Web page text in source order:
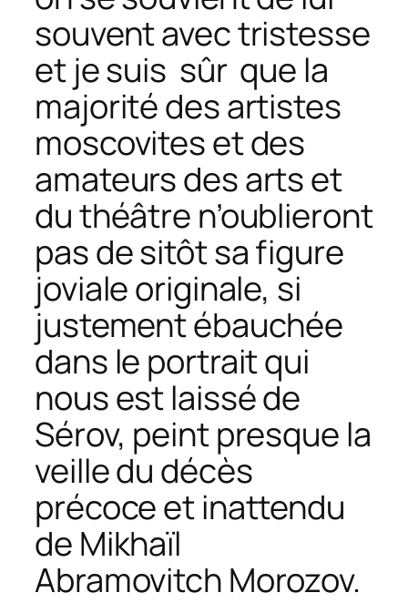
souvent avec tristesse
et je suis sûr que la
majorité des artistes
moscovites et des
amateurs des arts et
du théâtre n’oublieront
pas de sitôt sa figure
joviale originale, si
justement ébauchée
dans le portrait qui
nous est laissé de
Sérov, peint presque la
veille du décès
précoce et inattendu
de Mikhaïl
Abramovitch Morozov.